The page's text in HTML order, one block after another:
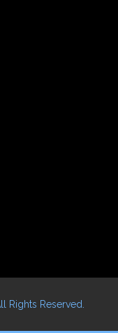
Rights Reserved.